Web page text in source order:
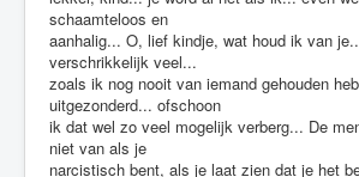
schaamteloos en
aanhalig... O, lief kindje, wat houd ik van
verschrikkelijk veel...
zoals ik nog nooit van iemand gehouden
uitgezonderd... ofschoon
ik dat wel zo veel mogelijk verberg... De
niet van als je
narcistisch bent, als je laat zien dat je het